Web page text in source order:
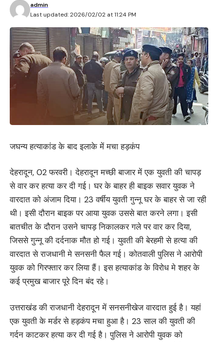
Last updated: 2026/02/02 at 11:24 PM
admin
जघन्य हत्याकांड के बाद इलाके में मचा हड़कंप
देहरादून, 02 फरवरी। देहरादून मच्छी बाजार में एक युवती की चापड़
से वार कर हत्या कर दी गई। घर के बाहर ही बाइक सवार युवक ने
वारदात को अंजाम दिया। 23 वर्षीय युवती गुन्नू घर के बाहर से जा रही
थी। इसी दौरान बाइक पर आया युवक उससे बात करने लगा। इसी
बातचीत के दौरान उसने चापड़ निकालकर गले पर वार कर दिया,
जिससे गुन्नू की दर्दनाक मौत हो गई। युवती की बेरहमी से हत्या की
वारदात से राजधानी मे सनसनी फैल गई। कोतवाली पुलिस ने आरोपी
युवक को गिरफ्तार कर लिया हैं। इस हत्याकांड के विरोध मे शहर के
कई प्रमुख बाजार पूरे दिन बंद रहे।
उत्तराखंड की राजधानी देहरादून में सनसनीखेज वारदात हुई है। यहां
एक युवती के मर्डर से हड़कंप मचा हुआ है। 23 साल की युवती की
गर्दन काटकर हत्या कर दी गई है। पुलिस ने आरोपी युवक को